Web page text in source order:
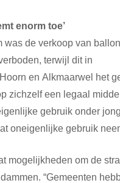
enorm toe’
was de verkoop van
terwijl dit in
Hoorn en Alkmaarwel het
zichzelf een legaal
gebruik onder
oneigenlijke gebruik
mogelijkheden om de
“Gemeenten